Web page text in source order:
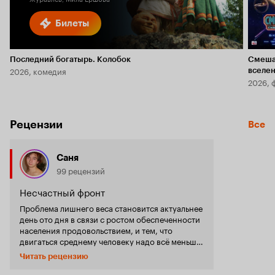
Билеты
Последний богатырь. Колобок
2026, комедия
2026,
Рецензии Все
Саня
99 рецензий
Несчастный фронт
Проблема лишнего веса становится актуальнее
день ото дня в связи с ростом обеспеченности
населения продовольствием, и тем, что
двигаться среднему человеку надо всё меньше
и меньше. Это приводит к росту избыточного
веса у многих людей, что, конечно, не
Читать рецензию